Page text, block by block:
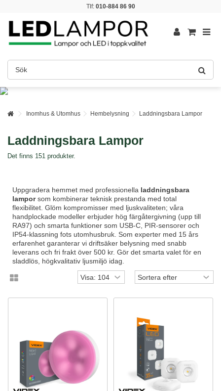
Tlf: 010-884 86 90
Inomhus & Utomhus Hembelysning Laddningsbara Lampor
Laddningsbara Lampor
Det finns 151 produkter.
Uppgradera hemmet med professionella laddningsbara
lamporsom kombinerar teknisk prestanda med total
flexibilitet. Glöm kompromisser med ljuskvaliteten; våra
handplockade modeller erbjuder hög färgåtergivning (upp till
RA97) och smarta funktioner som USB-C, PIR-sensorer och
IP54-klassning fots utomhusbruk. Som experter med 15 års
erfarenhet garanterar vi driftsäker belysning med snabb
leverans och fri frakt över 500 kr. Gör det smarta valet för en
sladdlös, högkvalitativ ljusmiljö idag.